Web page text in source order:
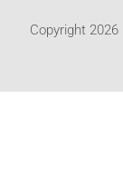
Copyright